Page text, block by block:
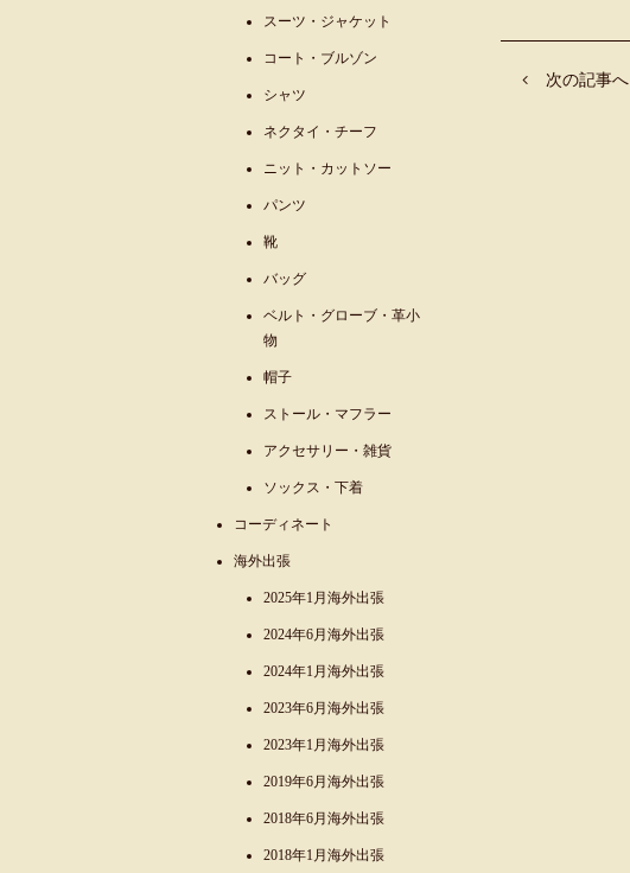
次の記事へ
スーツ・ジャケット
コート・ブルゾン
シャツ
ネクタイ・チーフ
ニット・カットソー
パンツ
靴
バッグ
ベルト・グローブ・革小
物
帽子
ストール・マフラー
アクセサリー・雑貨
ソックス・下着
コーディネート
海外出張
2025年1月海外出張
2024年6月海外出張
2024年1月海外出張
2023年6月海外出張
2023年1月海外出張
2019年6月海外出張
2018年6月海外出張
2018年1月海外出張